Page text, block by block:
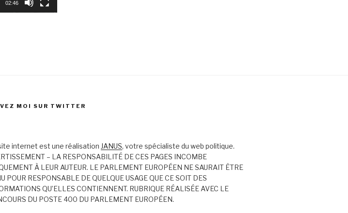
02:46
MOI SUR TWITTER
internet est une réalisation JANUS, votre spécialiste du web politique.
– LA RESPONSABILITÉ DE CES PAGES INCOMBE
À LEUR AUTEUR. LE PARLEMENT EUROPÉEN NE SAURAIT ÊTRE
POUR RESPONSABLE DE QUELQUE USAGE QUE CE SOIT DES
QU’ELLES CONTIENNENT. RUBRIQUE RÉALISÉE AVEC LE
DU POSTE 400 DU PARLEMENT EUROPÉEN.